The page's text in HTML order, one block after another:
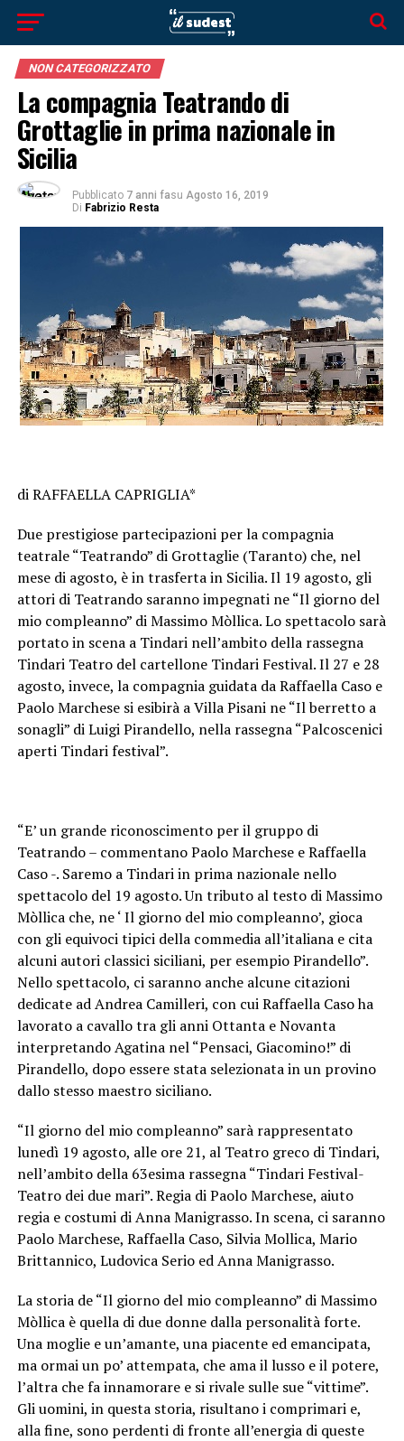
NON CATEGORIZZATO
La compagnia Teatrando di
Grottaglie in prima nazionale in
Sicilia
Pubblicato 7 anni fasu Agosto 16, 2019
Di Fabrizio Resta
di RAFFAELLA CAPRIGLIA*
Due prestigiose partecipazioni per la compagnia
teatrale “Teatrando” di Grottaglie (Taranto) che, nel
mese di agosto, è in trasferta in Sicilia. Il 19 agosto, gli
attori di Teatrando saranno impegnati ne “Il giorno del
mio compleanno” di Massimo Mòllica. Lo spettacolo sarà
portato in scena a Tindari nell’ambito della rassegna
Tindari Teatro del cartellone Tindari Festival. Il 27 e 28
agosto, invece, la compagnia guidata da Raffaella Caso e
Paolo Marchese si esibirà a Villa Pisani ne “Il berretto a
sonagli” di Luigi Pirandello, nella rassegna “Palcoscenici
aperti Tindari festival”.
“E’ un grande riconoscimento per il gruppo di
Teatrando – commentano Paolo Marchese e Raffaella
Caso -. Saremo a Tindari in prima nazionale nello
spettacolo del 19 agosto. Un tributo al testo di Massimo
Mòllica che, ne ‘ Il giorno del mio compleanno’, gioca
con gli equivoci tipici della commedia all’italiana e cita
alcuni autori classici siciliani, per esempio Pirandello”.
Nello spettacolo, ci saranno anche alcune citazioni
dedicate ad Andrea Camilleri, con cui Raffaella Caso ha
lavorato a cavallo tra gli anni Ottanta e Novanta
interpretando Agatina nel “Pensaci, Giacomino!” di
Pirandello, dopo essere stata selezionata in un provino
dallo stesso maestro siciliano.
“Il giorno del mio compleanno” sarà rappresentato
lunedì 19 agosto, alle ore 21, al Teatro greco di Tindari,
nell’ambito della 63esima rassegna “Tindari Festival-
Teatro dei due mari”. Regia di Paolo Marchese, aiuto
regia e costumi di Anna Manigrasso. In scena, ci saranno
Paolo Marchese, Raffaella Caso, Silvia Mollica, Mario
Brittannico, Ludovica Serio ed Anna Manigrasso.
La storia de “Il giorno del mio compleanno” di Massimo
Mòllica è quella di due donne dalla personalità forte.
Una moglie e un’amante, una piacente ed emancipata,
ma ormai un po’ attempata, che ama il lusso e il potere,
l’altra che fa innamorare e si rivale sulle sue “vittime”.
Gli uomini, in questa storia, risultano i comprimari e,
alla fine, sono perdenti di fronte all’energia di queste